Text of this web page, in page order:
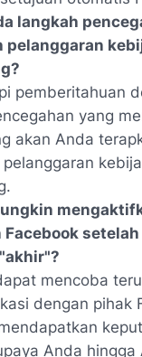
langkah
pelanggaran
pemberitahuan
yang
akan Anda
Facebook
mencoba
dengan pihak
Anda hingga